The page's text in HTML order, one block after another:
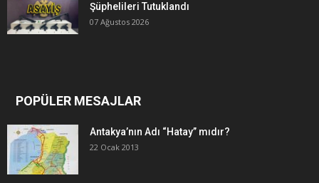
Şüphelileri Tutuklandı
07 Ağustos 2026
POPÜLER MESAJLAR
Antakya’nın Adı “Hatay” mıdır?
22 Ocak 2013